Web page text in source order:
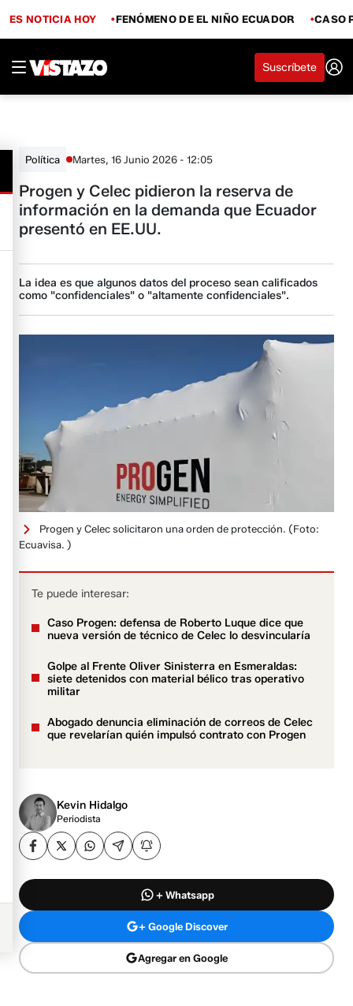
ES NOTICIA HOY FENÓMENO DE EL NIÑO ECUADOR CASO
Suscríbete
Política Martes, 16 Junio 2026 - 12:05
Progen y Celec pidieron la reserva de
información en la demanda que Ecuador
presentó en EE.UU.
La idea es que algunos datos del proceso sean calificados
como "confidenciales" o "altamente confidenciales".
Progen y Celec solicitaron una orden de protección. (Foto:
Ecuavisa. )
Te puede interesar:
Caso Progen: defensa de Roberto Luque dice que
nueva versión de técnico de Celec lo desvincularía
Golpe al Frente Oliver Sinisterra en Esmeraldas:
siete detenidos con material bélico tras operativo
militar
Abogado denuncia eliminación de correos de Celec
que revelarían quién impulsó contrato con Progen
Kevin Hidalgo
Periodista
+ Whatsapp
+ Google Discover
Agregar en Google